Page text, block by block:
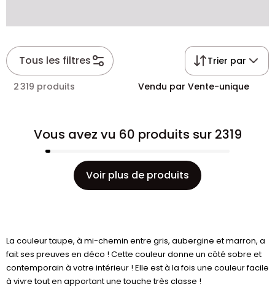
Tous les filtres Trier par
2 319 produits Vendu par Vente-unique
Vous avez vu 60 produits sur 2319
Voir plus de produits
La couleur taupe, à mi-chemin entre gris, aubergine et marron, a
fait ses preuves en déco ! Cette couleur donne un côté sobre et
contemporain à votre intérieur ! Elle est à la fois une couleur facile
à vivre tout en apportant une touche très classe !